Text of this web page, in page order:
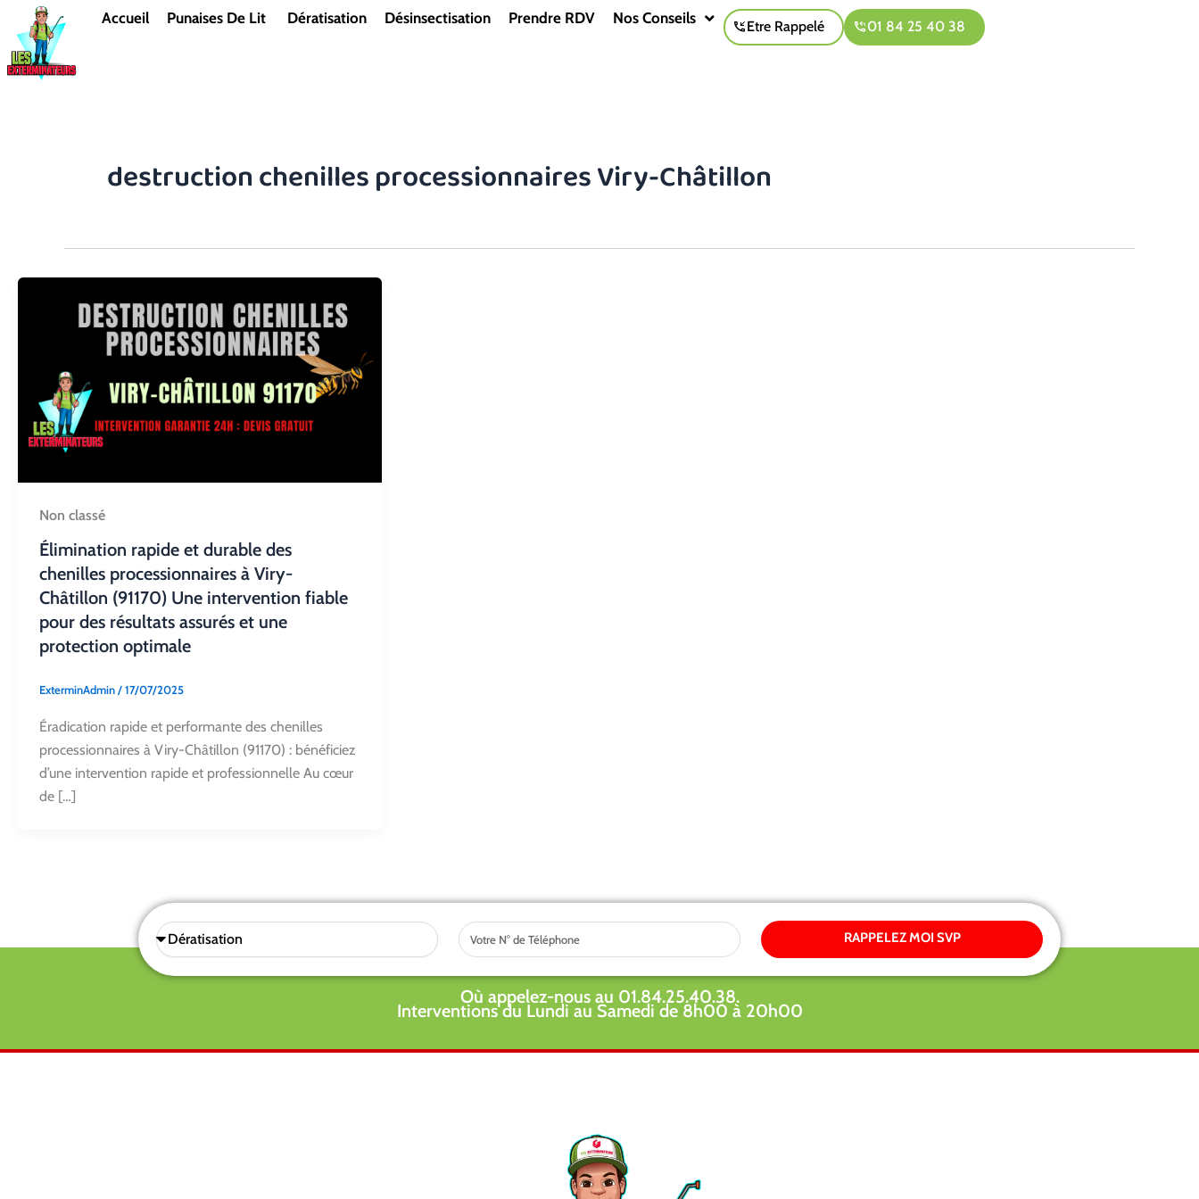
contenu
Accueil Punaises De Lit Dératisation Désinsectisation Prendre RDV Nos Conseils Etre Rappelé 01 84 25 40 38
destruction chenilles processionnaires Viry-Châtillon
Non classé
Élimination rapide et durable des
chenilles processionnaires à Viry-
Châtillon (91170) Une intervention fiable
pour des résultats assurés et une
protection optimale
ExterminAdmin/17/07/2025
Éradication rapide et performante des chenilles
processionnaires à Viry-Châtillon (91170) : bénéficiez
d’une intervention rapide et professionnelle Au cœur
de […]
Sélectionnez
une
Tel RAPPELEZ MOI SVP
Où appelez-nous au 01.84.25.40.38.
Interventions du Lundi au Samedi de 8h00 à 20h00